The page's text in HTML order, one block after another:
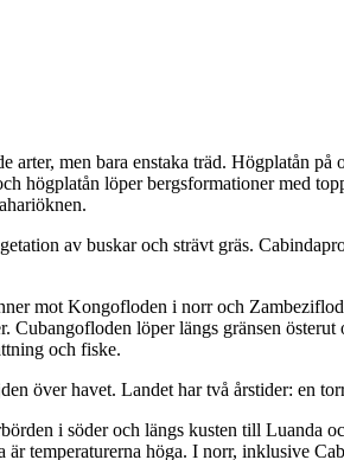
men bara enstaka träd. Högplatån
högplatån löper bergsformationer med
av buskar och strävt gräs.
mot Kongofloden i norr och
löper längs gränsen
och fiske.
över havet. Landet har två årstider: en
i söder och längs kusten till Luanda
temperaturerna höga. I norr, inklusive